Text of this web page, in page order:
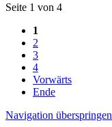
Seite 1 von 4
1
2
3
4
Vorwärts
Ende
Navigation überspringen